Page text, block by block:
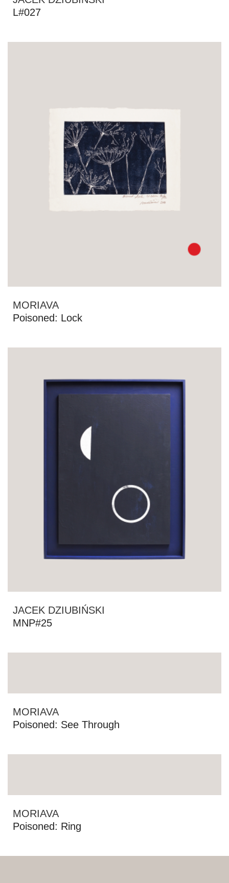
L#027
MORIAVA
Poisoned: Lock
JACEK DZIUBIŃSKI
MNP#25
MORIAVA
Poisoned: See Through
MORIAVA
Poisoned: Ring